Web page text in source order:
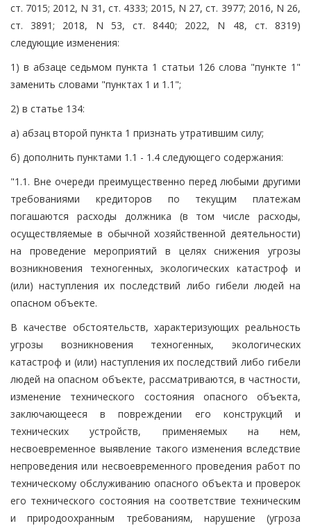
ст. 7015; 2012, N 31, ст. 4333; 2015, N 27, ст. 3977; 2016, N 26,
ст. 3891; 2018, N 53, ст. 8440; 2022, N 48, ст. 8319)
следующие изменения:
1) в абзаце седьмом пункта 1 статьи 126 слова "пункте 1"
заменить словами "пунктах 1 и 1.1";
2) в статье 134:
а) абзац второй пункта 1 признать утратившим силу;
б) дополнить пунктами 1.1 - 1.4 следующего содержания:
"1.1. Вне очереди преимущественно перед любыми другими
требованиями кредиторов по текущим платежам
погашаются расходы должника (в том числе расходы,
осуществляемые в обычной хозяйственной деятельности)
на проведение мероприятий в целях снижения угрозы
возникновения техногенных, экологических катастроф и
(или) наступления их последствий либо гибели людей на
опасном объекте.
В качестве обстоятельств, характеризующих реальность
угрозы возникновения техногенных, экологических
катастроф и (или) наступления их последствий либо гибели
людей на опасном объекте, рассматриваются, в частности,
изменение технического состояния опасного объекта,
заключающееся в повреждении его конструкций и
технических устройств, применяемых на нем,
несвоевременное выявление такого изменения вследствие
непроведения или несвоевременного проведения работ по
техническому обслуживанию опасного объекта и проверок
его технического состояния на соответствие техническим
и природоохранным требованиям, нарушение (угроза